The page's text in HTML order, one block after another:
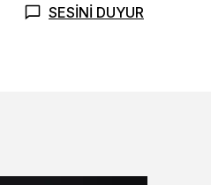
SESİNİ DUYUR